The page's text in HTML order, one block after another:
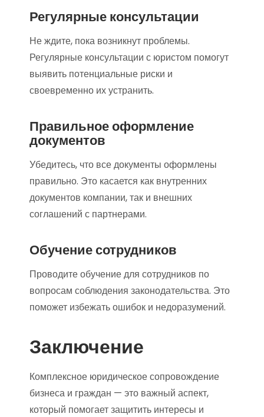
Регулярные консультации
Не ждите, пока возникнут проблемы.
Регулярные консультации с юристом помогут
выявить потенциальные риски и
своевременно их устранить.
Правильное оформление
документов
Убедитесь, что все документы оформлены
правильно. Это касается как внутренних
документов компании, так и внешних
соглашений с партнерами.
Обучение сотрудников
Проводите обучение для сотрудников по
вопросам соблюдения законодательства. Это
поможет избежать ошибок и недоразумений.
Заключение
Комплексное юридическое сопровождение
бизнеса и граждан — это важный аспект,
который помогает защитить интересы и